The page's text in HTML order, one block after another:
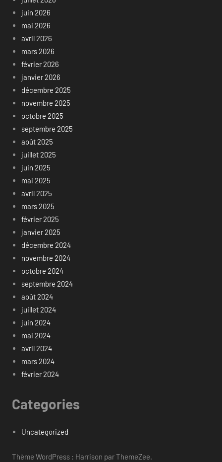
juin 2026
mai 2026
avril 2026
mars 2026
février 2026
janvier 2026
décembre 2025
novembre 2025
octobre 2025
septembre 2025
août 2025
juillet 2025
juin 2025
mai 2025
avril 2025
mars 2025
février 2025
janvier 2025
décembre 2024
novembre 2024
octobre 2024
septembre 2024
août 2024
juillet 2024
juin 2024
mai 2024
avril 2024
mars 2024
février 2024
Categories
Uncategorized
Thème WordPress : Harrison par ThemeZee.